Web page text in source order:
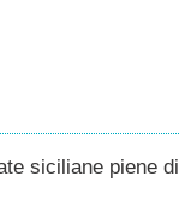
siciliane piene di